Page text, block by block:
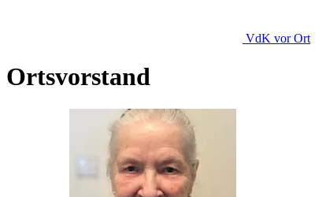
VdK vor Ort
Ortsvorstand